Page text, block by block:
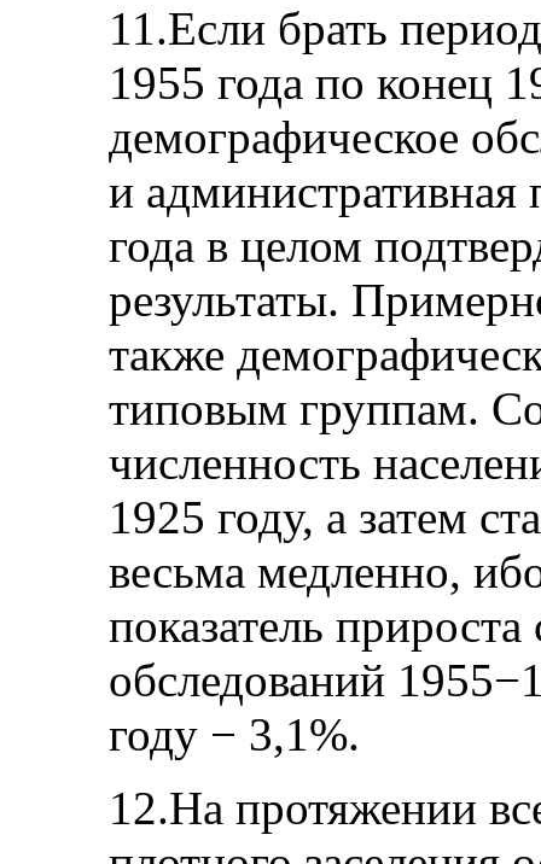
11.Если брать
1955 года по конец
демографическое
и административная
года в целом
результаты.
также
типовым группам.
численность
1925 году, а затем
весьма медленно,
показатель
обследований
году − 3,1%.
12.На протяжении